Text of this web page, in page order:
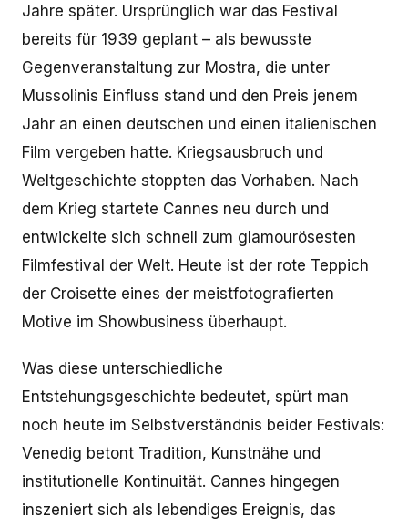
Jahre später. Ursprünglich war das Festival
bereits für 1939 geplant – als bewusste
Gegenveranstaltung zur Mostra, die unter
Mussolinis Einfluss stand und den Preis jenem
Jahr an einen deutschen und einen italienischen
Film vergeben hatte. Kriegsausbruch und
Weltgeschichte stoppten das Vorhaben. Nach
dem Krieg startete Cannes neu durch und
entwickelte sich schnell zum glamourösesten
Filmfestival der Welt. Heute ist der rote Teppich
der Croisette eines der meistfotografierten
Motive im Showbusiness überhaupt.
Was diese unterschiedliche
Entstehungsgeschichte bedeutet, spürt man
noch heute im Selbstverständnis beider Festivals:
Venedig betont Tradition, Kunstnähe und
institutionelle Kontinuität. Cannes hingegen
inszeniert sich als lebendiges Ereignis, das